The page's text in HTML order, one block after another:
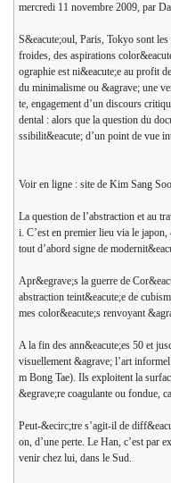
mercredi 11 novembre 2009, par
S&eacute;oul, Paris, Tokyo sont
froides, des aspirations
ographie est ni&eacute;e au profit
du minimalisme ou &agrave; une
te, engagement d’un discours
dental : alors que la question du
ssibilit&eacute; d’un point de vue
Voir en ligne : site de Kim Sang Soo
La question de l’abstraction et au
i. C’est en premier lieu via le
tout d’abord signe de
Apr&egrave;s la guerre de
abstraction teint&eacute;e de
mes color&eacute;s renvoyant
A la fin des ann&eacute;es 50 et
visuellement &agrave; l’art
m Bong Tae). Ils exploitent la
&egrave;re coagulante ou fondue,
Peut-&ecirc;tre s’agit-il de
on, d’une perte. Le Han, c’est par
venir chez lui, dans le Sud.